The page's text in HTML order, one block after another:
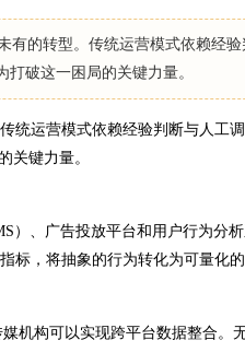
的转型。传统运营模式依赖经验
破这一困局的关键力量。
运营模式依赖经验判断与人工
关键力量。
、广告投放平台和用户行为分
标，将抽象的行为转化为可量化的
构可以实现跨平台数据整合。